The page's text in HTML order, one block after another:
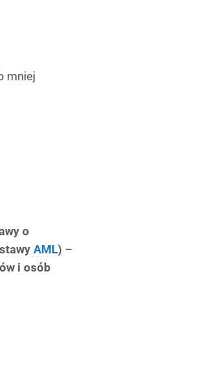
mniej
o
AML) –
i osób